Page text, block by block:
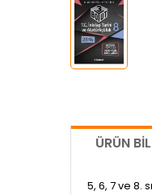
ÜRÜN
5, 6, 7 ve 8.